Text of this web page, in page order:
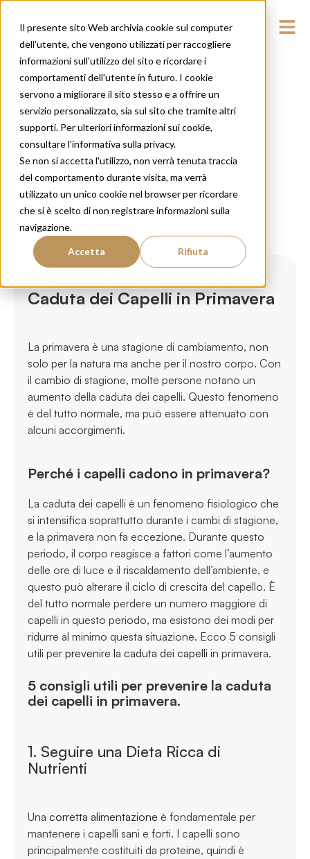
Il presente sito Web archivia cookie sul computer
dell'utente, che vengono utilizzati per raccogliere
informazioni sull'utilizzo del sito e ricordare i
comportamenti dell'utente in futuro. I cookie
servono a migliorare il sito stesso e a offrire un
servizio personalizzato, sia sul sito che tramite altri
supporti. Per ulteriori informazioni sui cookie,
consultare l'informativa sulla privacy.
Se non si accetta l'utilizzo, non verrà tenuta traccia
del comportamento durante visita, ma verrà
utilizzato un unico cookie nel browser per ricordare
che si è scelto di non registrare informazioni sulla
navigazione.
Accetta Rifiuta
Salute dei capelli
Caduta dei Capelli in Primavera
La primavera è una stagione di cambiamento, non
solo per la natura ma anche per il nostro corpo. Con
il cambio di stagione, molte persone notano un
aumento della caduta dei capelli. Questo fenomeno
è del tutto normale, ma può essere attenuato con
alcuni accorgimenti.
Perché i capelli cadono in primavera?
La caduta dei capelli è un fenomeno fisiologico che
si intensifica soprattutto durante i cambi di stagione,
e la primavera non fa eccezione. Durante questo
periodo, il corpo reagisce a fattori come l’aumento
delle ore di luce e il riscaldamento dell’ambiente, e
questo può alterare il ciclo di crescita del capello. È
del tutto normale perdere un numero maggiore di
capelli in questo periodo, ma esistono dei modi per
ridurre al minimo questa situazione. Ecco 5 consigli
utili per prevenire la caduta dei capelli in primavera.
5 consigli utili per prevenire la caduta
dei capelli in primavera.
1. Seguire una Dieta Ricca di
Nutrienti
Una corretta alimentazione è fondamentale per
mantenere i capelli sani e forti. I capelli sono
principalmente costituiti da proteine, quindi è